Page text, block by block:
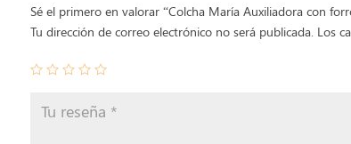
Sé el primero en valorar “Colcha María Auxiliadora con
Tu dirección de correo electrónico no será publicada. Los